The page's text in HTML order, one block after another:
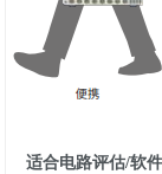
适合电路评估/软